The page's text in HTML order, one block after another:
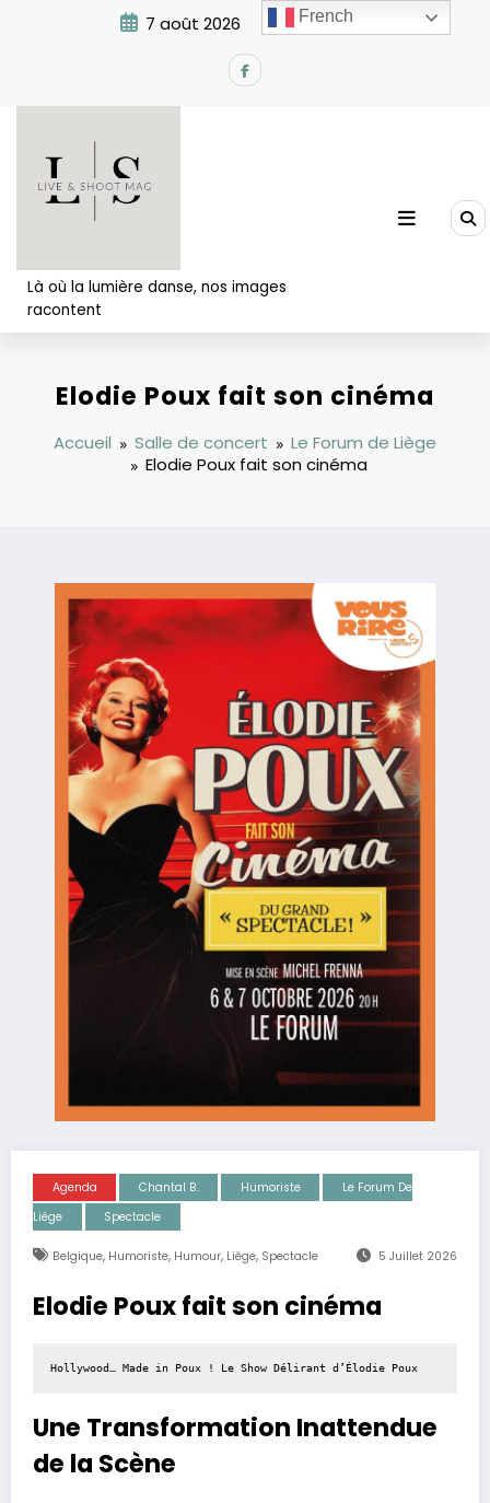
7 août 2026 1:08:32 PM
Là où la lumière danse, nos images
racontent
Elodie Poux fait son cinéma
Accueil Salle de concert
Le Forum de Liège
Elodie Poux fait son cinéma
Agenda Chantal B. Humoriste
Le Forum De
Liège
Spectacle
Belgique, Humoriste, Humour, Liège, Spectacle 5 Juillet 2026
Elodie Poux fait son cinéma
Hollywood… Made in Poux ! Le Show Délirant d’Élodie Poux
Une Transformation Inattendue
de la Scène
French